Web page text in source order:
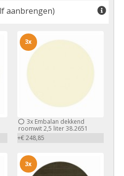
aanbrengen)
3xEmbalan dekkend
roomwit 2,5 liter 38.2651
+€ 248,85
3x
3x